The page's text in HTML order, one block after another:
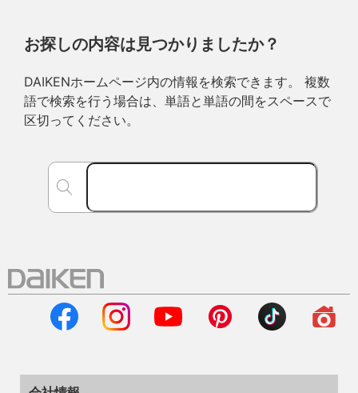
お探しの内容は見つかりましたか？
DAIKENホームページ内の情報を検索できます。 複数
語で検索を行う場合は、単語と単語の間をスペースで
区切ってください。